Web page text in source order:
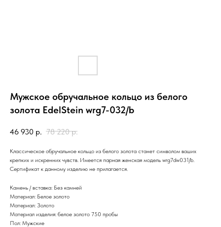
Мужское обручальное кольцо из белого
золота EdelStein wrg7-032/b
46 930 р. 78 220 р.
Классическое обручальное кольцо из белого золота станет символом ваших
крепких и искренних чувств. Имеется парная женская модель wrg7dw031/b.
Сертификат к данному изделию не прилагается.
Камень / вставка: Без камней
Материал: Белое золото
Материал: Золото
Материал изделия: белое золото 750 пробы
Пол: Мужские